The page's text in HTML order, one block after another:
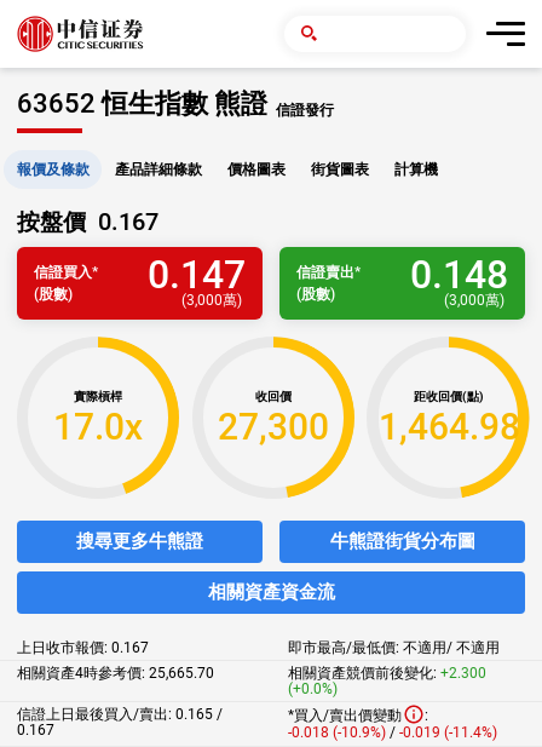
63652 恒生指數 熊證 信證發行
報價及條款 產品詳細條款 價格圖表 街貨圖表 計算機
按盤價 0.167
信證買入*
(股數)
0.147
(3,000萬)
信證賣出*
(股數)
0.148
(3,000萬)
實際槓桿
17.0x
收回價
27,300
距收回價(點)
1,464.98
搜尋更多牛熊證 牛熊證街貨分布圖
相關資產資金流
上日收市報價: 0.167 即市最高/最低價: 不適用/ 不適用
相關資產4時參考價: 25,665.70 相關資產競價前後變化: +2.300
(+0.0%)
信證上日最後買入/賣出: 0.165 /
0.167
*買入/賣出價變動
:
-0.018 (-10.9%) / -0.019 (-11.4%)